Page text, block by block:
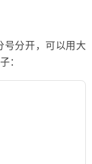
号分开，可以用大
：